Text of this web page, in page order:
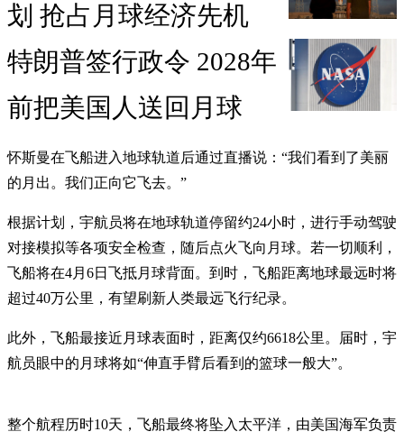
划 抢占月球经济先机
特朗普签行政令 2028年
前把美国人送回月球
怀斯曼在飞船进入地球轨道后通过直播说：“我们看到了美丽
的月出。我们正向它飞去。”
根据计划，宇航员将在地球轨道停留约24小时，进行手动驾驶
对接模拟等各项安全检查，随后点火飞向月球。若一切顺利，
飞船将在4月6日飞抵月球背面。到时，飞船距离地球最远时将
超过40万公里，有望刷新人类最远飞行纪录。
此外，飞船最接近月球表面时，距离仅约6618公里。届时，宇
航员眼中的月球将如“伸直手臂后看到的篮球一般大”。
整个航程历时10天，飞船最终将坠入太平洋，由美国海军负责